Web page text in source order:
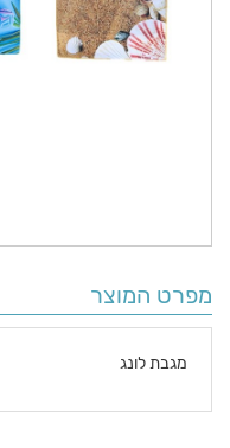
מפרט המוצר
מגבת לונג